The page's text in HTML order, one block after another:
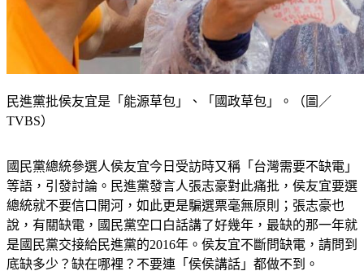
TVBS）
等語，引發討論。民進黨發言人張志豪對此痛批，侯友宜要選
總統就不要信口開河，如此更是騙選票毫無原則；張志豪也
說，有關缺電，國民黨空口白話講了好幾年，最缺的那一年就
是國民黨交接給民進黨的2016年。侯友宜不斷問缺電，請問到
底缺多少？缺在哪裡？不要連「侯侯講話」都做不到。